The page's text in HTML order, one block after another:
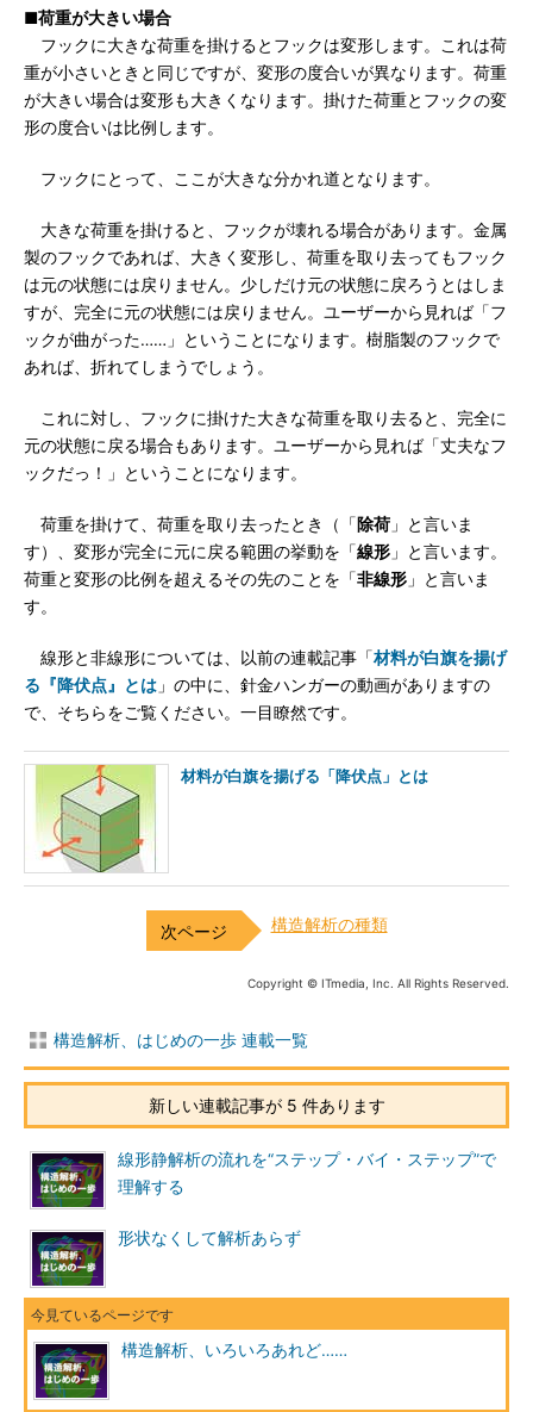
■荷重が大きい場合
フックに大きな荷重を掛けるとフックは変形します。これは荷
重が小さいときと同じですが、変形の度合いが異なります。荷重
が大きい場合は変形も大きくなります。掛けた荷重とフックの変
形の度合いは比例します。
フックにとって、ここが大きな分かれ道となります。
大きな荷重を掛けると、フックが壊れる場合があります。金属
製のフックであれば、大きく変形し、荷重を取り去ってもフック
は元の状態には戻りません。少しだけ元の状態に戻ろうとはしま
すが、完全に元の状態には戻りません。ユーザーから見れば「フ
ックが曲がった……」ということになります。樹脂製のフックで
あれば、折れてしまうでしょう。
これに対し、フックに掛けた大きな荷重を取り去ると、完全に
元の状態に戻る場合もあります。ユーザーから見れば「丈夫なフ
ックだっ！」ということになります。
荷重を掛けて、荷重を取り去ったとき（「 除荷 」と言いま
す）、変形が完全に元に戻る範囲の挙動を「線形 」と言います。
荷重と変形の比例を超えるその先のことを「非線形 」と言いま
す。
線形と非線形については、以前の連載記事「材料が白旗を揚げ
る『降伏点』とは 」の中に、針金ハンガーの動画がありますの
で、そちらをご覧ください。一目瞭然です。
材料が白旗を揚げる「降伏点」とは
構造解析の種類
Copyright © ITmedia, Inc. All Rights Reserved.
構造解析、はじめの一歩 連載一覧
新しい連載記事が 5 件あります
線形静解析の流れを“ステップ・バイ・ステップ”で
理解する
形状なくして解析あらず
構造解析、いろいろあれど……